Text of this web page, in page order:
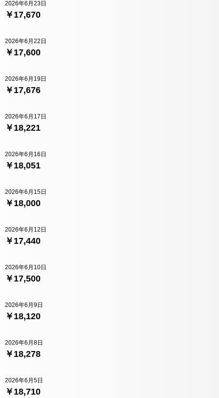
￥17,670
2026年6月23日
￥17,600
2026年6月22日
￥17,676
2026年6月19日
￥18,221
2026年6月17日
￥18,051
2026年6月16日
￥18,000
2026年6月15日
￥17,440
2026年6月12日
￥17,500
2026年6月10日
￥18,120
2026年6月9日
￥18,278
2026年6月8日
￥18,710
2026年6月5日